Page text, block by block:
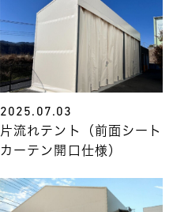
2025.07.03
片流れテント（前面シート
カーテン開口仕様）